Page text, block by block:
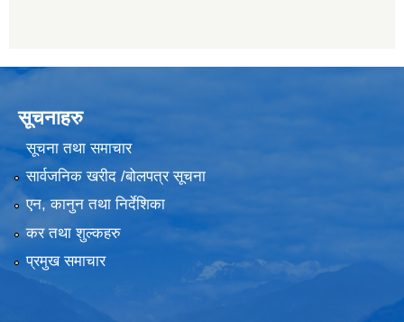
सूचनाहरु
सूचना तथा समाचार
सार्वजनिक खरीद /बोलपत्र सूचना
एन, कानुन तथा निर्देशिका
कर तथा शुल्कहरु
प्रमुख समाचार